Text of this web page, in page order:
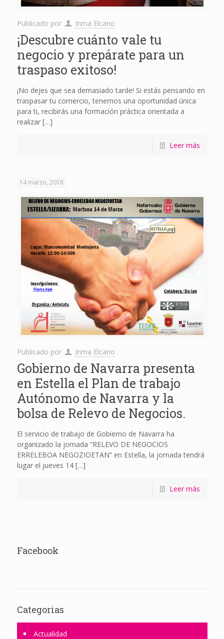
Publicado por Inma Elcano
¡Descubre cuánto vale tu
negocio y prepárate para un
traspaso exitoso!
¡No dejes que sea demasiado tarde! Si estás pensando en
traspasar tu comercio, tenemos una oportunidad única
para ti, recibirás una formación práctica orientada a
realizar[…]
Leer más
14 marzo, 2018
Publicado por Inma Elcano
Gobierno de Navarra presenta
en Estella el Plan de trabajo
Autónomo de Navarra y la
bolsa de Relevo de Negocios.
El servicio de trabajo de Gobierno de Navarra ha
organizado la jornada “RELEVO DE NEGOCIOS
ERRELEBOA NEGOZIOETAN” en Estella, la jornada tendrá
lugar el jueves 14[…]
Leer más
Facebook
Categorias
Actualidad